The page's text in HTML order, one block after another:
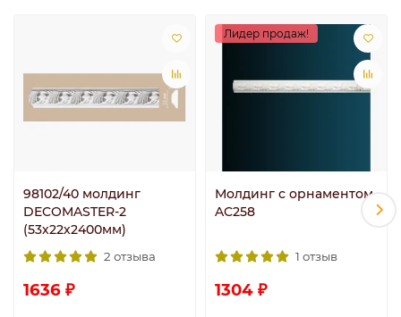
98102/40 молдинг
DECOMASTER-2
(53х22х2400мм)
2 отзыва
1636 ₽
Лидер продаж!
Молдинг с орнаментом
AC258
1 отзыв
1304 ₽